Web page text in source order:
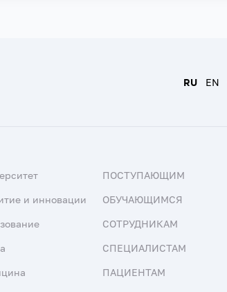
RU EN
и инновации
ПОСТУПАЮЩИМ
ОБУЧАЮЩИМСЯ
СОТРУДНИКАМ
СПЕЦИАЛИСТАМ
ПАЦИЕНТАМ